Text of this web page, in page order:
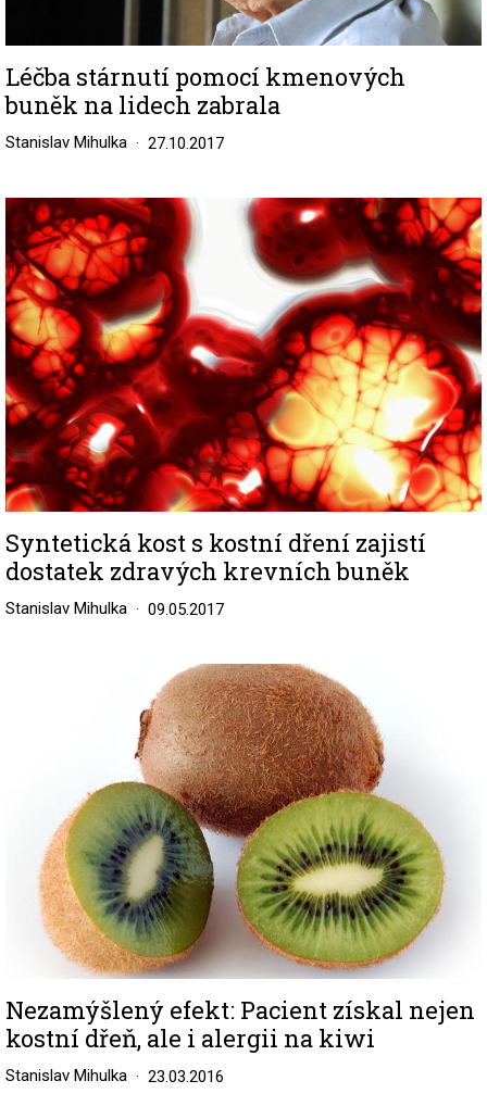
Léčba stárnutí pomocí kmenových
buněk na lidech zabrala
Stanislav Mihulka 27.10.2017
Image
Syntetická kost s kostní dření zajistí
dostatek zdravých krevních buněk
Stanislav Mihulka 09.05.2017
Nezamýšlený efekt: Pacient získal nejen
kostní dřeň, ale i alergii na kiwi
Stanislav Mihulka 23.03.2016